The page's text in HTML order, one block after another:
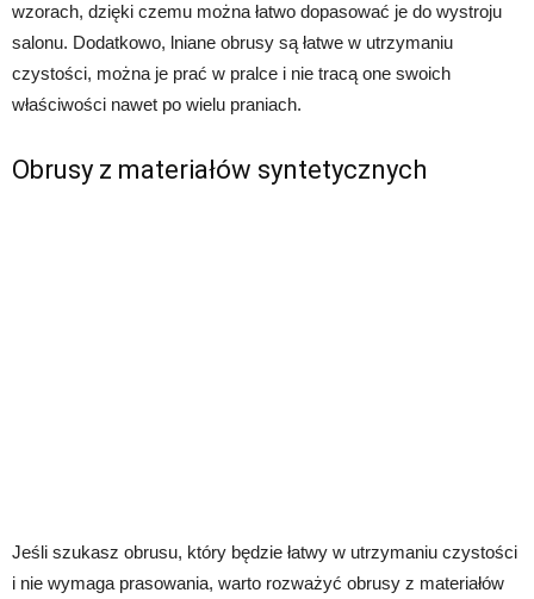
wzorach, dzięki czemu można łatwo dopasować je do wystroju
salonu. Dodatkowo, lniane obrusy są łatwe w utrzymaniu
czystości, można je prać w pralce i nie tracą one swoich
właściwości nawet po wielu praniach.
Obrusy z materiałów syntetycznych
Jeśli szukasz obrusu, który będzie łatwy w utrzymaniu czystości
i nie wymaga prasowania, warto rozważyć obrusy z materiałów